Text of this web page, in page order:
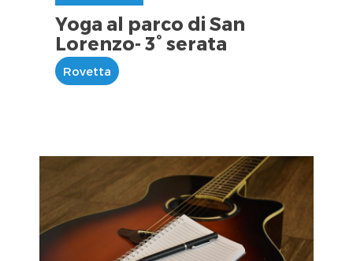
Yoga al parco di San
Lorenzo- 3° serata
Rovetta